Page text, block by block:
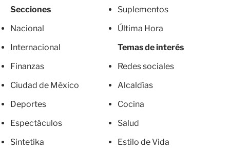
Secciones
Nacional
Internacional
Finanzas
Ciudad de México
Deportes
Espectáculos
Sintetika
Suplementos
Última Hora
Temas de interés
Redes sociales
Alcaldías
Cocina
Salud
Estilo de Vida